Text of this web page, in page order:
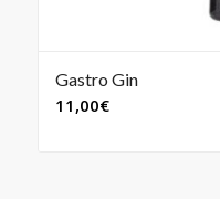
Gastro Gin
11,00€